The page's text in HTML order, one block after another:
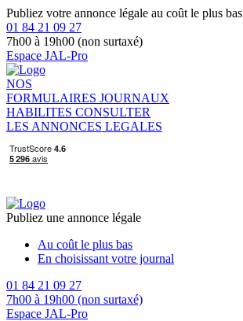
Publiez votre annonce légale au coût le plus bas
01 84 21 09 27
7h00 à 19h00 (non surtaxé)
Espace JAL-Pro
NOS
FORMULAIRES JOURNAUX
HABILITES CONSULTER
LES ANNONCES LEGALES
Publiez une annonce légale
Au coût le plus bas
En choisissant votre journal
01 84 21 09 27
7h00 à 19h00 (non surtaxé)
Espace JAL-Pro